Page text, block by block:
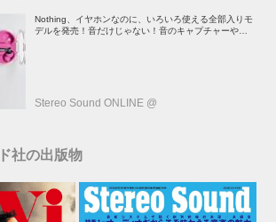
Nothing、イヤホンなのに、いろいろ使える全部入りモ
デルを発売！音だけじゃない！音のキャプチャーや、会
Stereo Sound ONLINE @
社の出版物